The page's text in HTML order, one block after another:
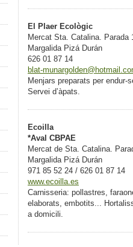
El Plaer Ecològic
Mercat Sta. Catalina. Parada
Margalida Pizá Durán
626 01 87 14
blat-
Menjars preparats per endur-
Servei d’àpats.
Ecoilla
*Aval CBPAE
Mercat de Sta. Catalina.
Margalida Pizá Durán
971 85 52 24 / 626 01 87 14
www.ecoilla.es
Carnisseria: pollastres,
elaborats, embotits...
a domicili.